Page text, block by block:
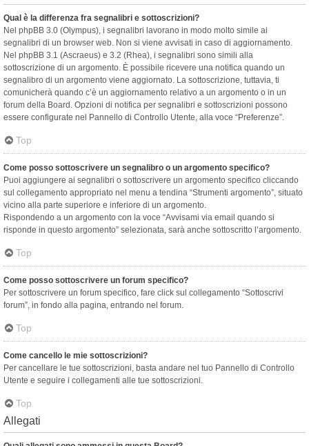
Qual è la differenza fra segnalibri e sottoscrizioni?
Nel phpBB 3.0 (Olympus), i segnalibri lavorano in modo molto simile ai
segnalibri di un browser web. Non si viene avvisati in caso di aggiornamento.
Nel phpBB 3.1 (Ascraeus) e 3.2 (Rhea), i segnalibri sono simili alla
sottoscrizione di un argomento. È possibile ricevere una notifica quando un
segnalibro di un argomento viene aggiornato. La sottoscrizione, tuttavia, ti
comunicherà quando c’è un aggiornamento relativo a un argomento o in un
forum della Board. Opzioni di notifica per segnalibri e sottoscrizioni possono
essere configurate nel Pannello di Controllo Utente, alla voce “Preferenze”.
Top
Come posso sottoscrivere un segnalibro o un argomento specifico?
Puoi aggiungere ai segnalibri o sottoscrivere un argomento specifico cliccando
sul collegamento appropriato nel menu a tendina “Strumenti argomento”, situato
vicino alla parte superiore e inferiore di un argomento.
Rispondendo a un argomento con la voce “Avvisami via email quando si
risponde in questo argomento” selezionata, sarà anche sottoscritto l’argomento.
Top
Come posso sottoscrivere un forum specifico?
Per sottoscrivere un forum specifico, fare click sul collegamento “Sottoscrivi
forum”, in fondo alla pagina, entrando nel forum.
Top
Come cancello le mie sottoscrizioni?
Per cancellare le tue sottoscrizioni, basta andare nel tuo Pannello di Controllo
Utente e seguire i collegamenti alle tue sottoscrizioni.
Top
Allegati